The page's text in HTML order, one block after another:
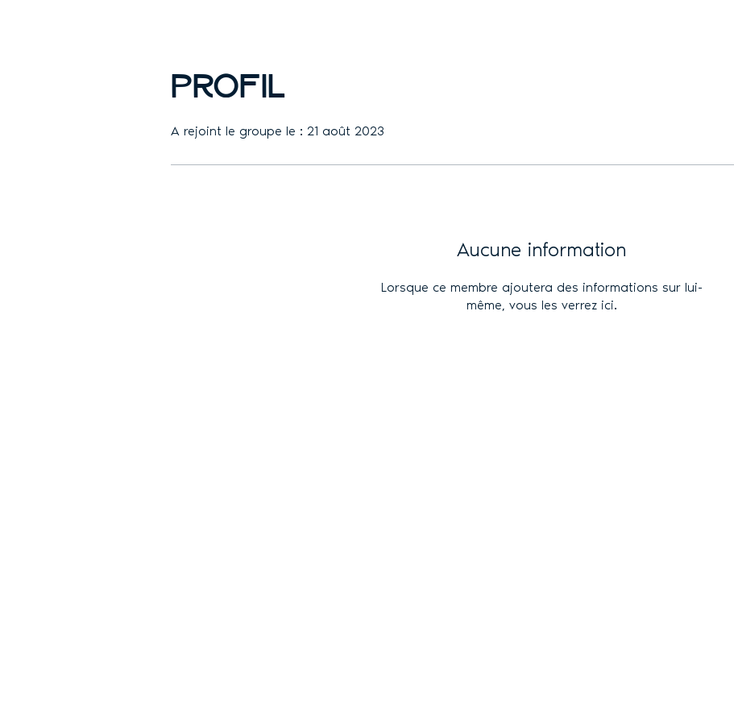
Profil
A rejoint le groupe le : 21 août 2023
Aucune information
Lorsque ce membre ajoutera des informations sur lui-
même, vous les verrez ici.